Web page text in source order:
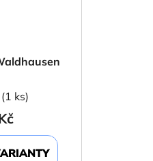
(1 ks)